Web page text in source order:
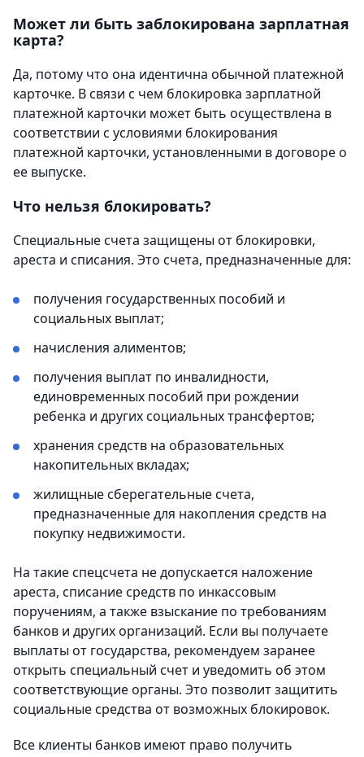
Может ли быть заблокирована зарплатная
карта?
Да, потому что она идентична обычной платежной
карточке. В связи с чем блокировка зарплатной
платежной карточки может быть осуществлена в
соответствии с условиями блокирования
платежной карточки, установленными в договоре о
ее выпуске.
Что нельзя блокировать?
Специальные счета защищены от блокировки,
ареста и списания. Это счета, предназначенные для:
получения государственных пособий и
социальных выплат;
начисления алиментов;
получения выплат по инвалидности,
единовременных пособий при рождении
ребенка и других социальных трансфертов;
хранения средств на образовательных
накопительных вкладах;
жилищные сберегательные счета,
предназначенные для накопления средств на
покупку недвижимости.
На такие спецсчета не допускается наложение
ареста, списание средств по инкассовым
поручениям, а также взыскание по требованиям
банков и других организаций. Если вы получаете
выплаты от государства, рекомендуем заранее
открыть специальный счет и уведомить об этом
соответствующие органы. Это позволит защитить
социальные средства от возможных блокировок.
Все клиенты банков имеют право получить